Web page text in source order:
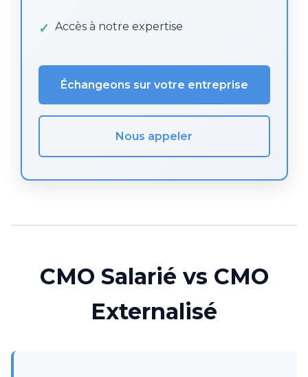
Accès à notre expertise
Échangeons sur votre entreprise
Nous appeler
CMO Salarié vs CMO
Externalisé